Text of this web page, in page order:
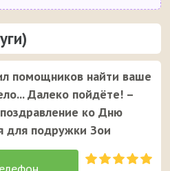
помощников найти ваше
Далеко пойдёте! –
ко Дню
для подружки Зои